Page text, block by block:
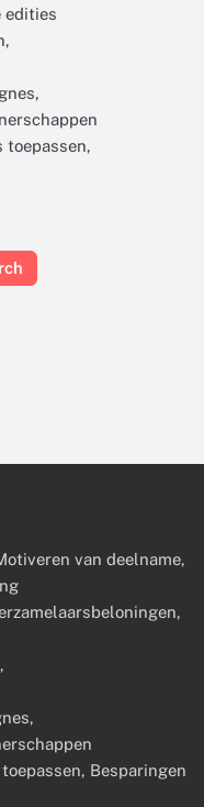
edities
toepassen,
van deelname,
Besparingen